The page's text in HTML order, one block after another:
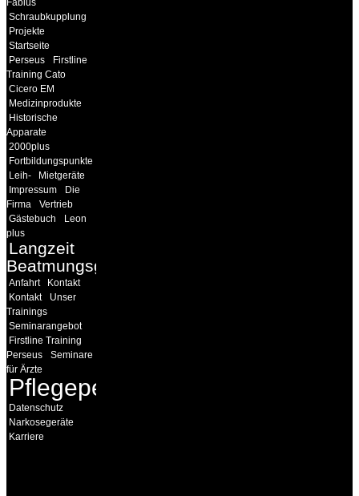
Schraubkupplung
Projekte
Startseite
Perseus
Firstline
Training Cato
Cicero EM
Medizinprodukte
Historische
Apparate
2000plus
Fortbildungspunkte
Leih-
Mietgeräte
Impressum
Die
Firma
Vertrieb
Gästebuch
Leon
plus
Langzeit
Beatmungsgeräte
Anfahrt
Kontakt
Kontakt
Unser
Trainings
Seminarangebot
Firstline Training
Perseus
Seminare
für Ärzte
Pflegepersonal
Datenschutz
Narkosegeräte
Karriere